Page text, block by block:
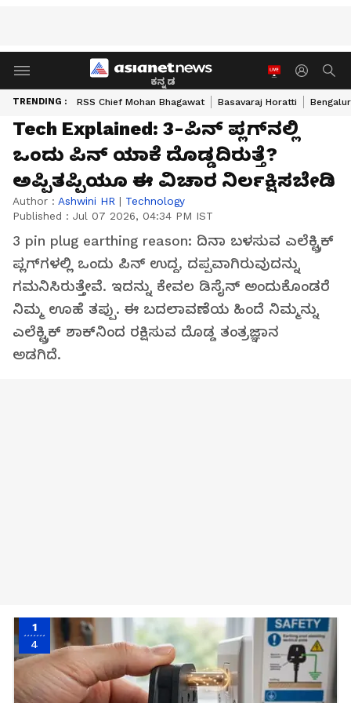
ಕನ್ನಡ
TRENDING : RSS Chief Mohan Bhagawat Basavaraj Horatti
Tech Explained: 3-ಪಿನ್ ಪ್ಲಗ್‌ನಲ್ಲಿ
ಒಂದು ಪಿನ್ ಯಾಕೆ ದೊಡ್ಡದಿರುತ್ತೆ?
ಅಪ್ಪಿತಪ್ಪಿಯೂ ಈ ವಿಚಾರ ನಿರ್ಲಕ್ಷಿಸಬೇಡಿ
Author : Ashwini HR | Technology
Published : Jul 07 2026, 04:34 PM IST
3 pin plug earthing reason: ದಿನಾ ಬಳಸುವ ಎಲೆಕ್ಟ್ರಿಕ್
ಪ್ಲಗ್‌ಗಳಲ್ಲಿ ಒಂದು ಪಿನ್ ಉದ್ದ, ದಪ್ಪವಾಗಿರುವುದನ್ನು
ಗಮನಿಸಿರುತ್ತೇವೆ. ಇದನ್ನು ಕೇವಲ ಡಿಸೈನ್ ಅಂದುಕೊಂಡರೆ
ನಿಮ್ಮ ಊಹೆ ತಪ್ಪು. ಈ ಬದಲಾವಣೆಯ ಹಿಂದೆ ನಿಮ್ಮನ್ನು
ಎಲೆಕ್ಟ್ರಿಕ್ ಶಾಕ್‌ನಿಂದ ರಕ್ಷಿಸುವ ದೊಡ್ಡ ತಂತ್ರಜ್ಞಾನ
ಅಡಗಿದೆ.
1
4